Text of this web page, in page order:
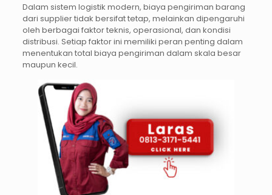
Dalam sistem logistik modern, biaya pengiriman barang
dari supplier tidak bersifat tetap, melainkan dipengaruhi
oleh berbagai faktor teknis, operasional, dan kondisi
distribusi. Setiap faktor ini memiliki peran penting dalam
menentukan total biaya pengiriman dalam skala besar
maupun kecil.